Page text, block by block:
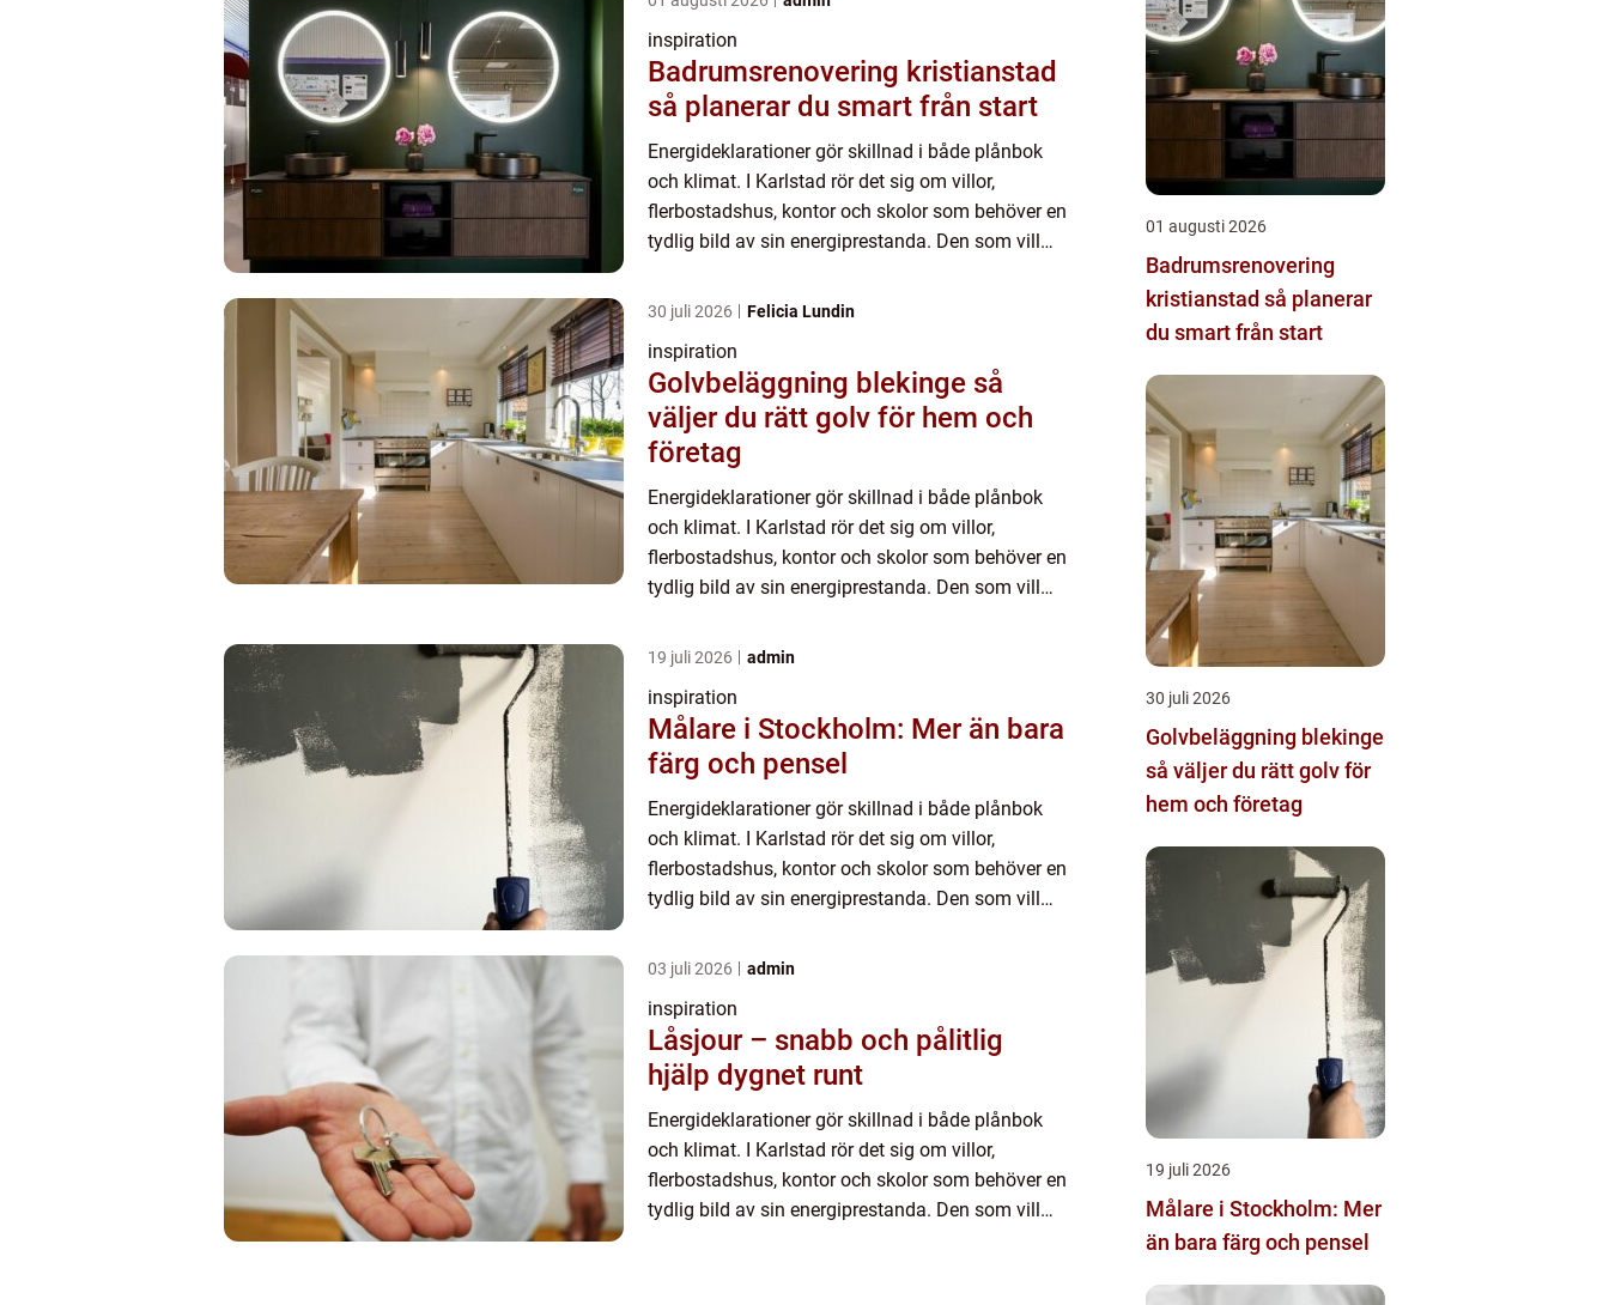
inspiration
Badrumsrenovering kristianstad
så planerar du smart från start
Energideklarationer gör skillnad i både plånbok
och klimat. I Karlstad rör det sig om villor,
flerbostadshus, kontor och skolor som behöver en
tydlig bild av sin energiprestanda. Den som vill
30 juli 2026 Felicia Lundin
inspiration
Golvbeläggning blekinge så
väljer du rätt golv för hem och
företag
Energideklarationer gör skillnad i både plånbok
och klimat. I Karlstad rör det sig om villor,
flerbostadshus, kontor och skolor som behöver en
tydlig bild av sin energiprestanda. Den som vill
19 juli 2026 admin
inspiration
Målare i Stockholm: Mer än bara
färg och pensel
Energideklarationer gör skillnad i både plånbok
och klimat. I Karlstad rör det sig om villor,
flerbostadshus, kontor och skolor som behöver en
tydlig bild av sin energiprestanda. Den som vill
03 juli 2026 admin
inspiration
Låsjour – snabb och pålitlig
hjälp dygnet runt
Energideklarationer gör skillnad i både plånbok
och klimat. I Karlstad rör det sig om villor,
flerbostadshus, kontor och skolor som behöver en
tydlig bild av sin energiprestanda. Den som vill
01 augusti 2026
Badrumsrenovering
kristianstad så planerar
du smart från start
30 juli 2026
Golvbeläggning blekinge
så väljer du rätt golv för
hem och företag
19 juli 2026
Målare i Stockholm: Mer
än bara färg och pensel